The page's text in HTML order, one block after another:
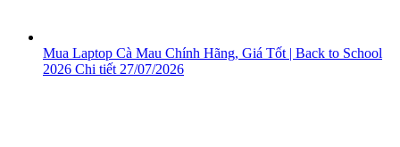
Mua Laptop Cà Mau Chính Hãng, Giá Tốt | Back to School
2026 Chi tiết 27/07/2026